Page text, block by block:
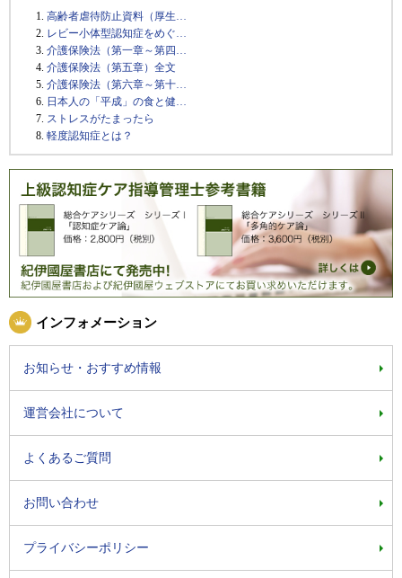
高齢者虐待防止資料（厚生…
レビー小体型認知症をめぐ…
介護保険法（第一章～第四…
介護保険法（第五章）全文
介護保険法（第六章～第十…
日本人の「平成」の食と健…
ストレスがたまったら
軽度認知症とは？
インフォメーション
お知らせ・おすすめ情報
運営会社について
よくあるご質問
お問い合わせ
プライバシーポリシー